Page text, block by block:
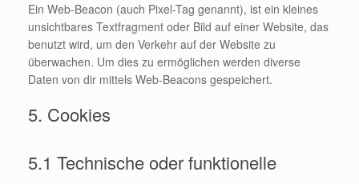
Ein Web-Beacon (auch Pixel-Tag genannt), ist ein kleines
unsichtbares Textfragment oder Bild auf einer Website, das
benutzt wird, um den Verkehr auf der Website zu
überwachen. Um dies zu ermöglichen werden diverse
Daten von dir mittels Web-Beacons gespeichert.
5. Cookies
5.1 Technische oder funktionelle